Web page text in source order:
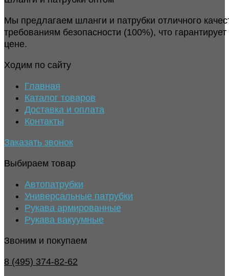
Мы предлагаем шланги и патрубки отличного
требованиям безопасности (100%), что
цене.
Ходим по сайту
Главная
Каталог товаров
Доставка и оплата
Контакты
Заказать звонок
Выбираем товар
Автопатрубки
Универсальные патрубки
Рукава армированные
Рукава вакуумные
Звоним и покупаем
8 (495) 374-82-62